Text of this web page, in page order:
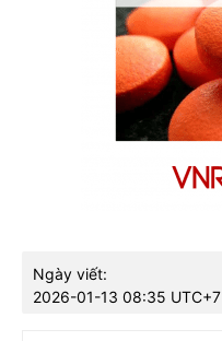
Ngày viết:
2026-01-13 08:35 UTC+7